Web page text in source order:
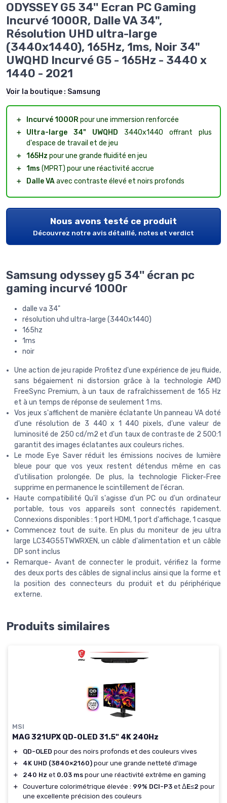
ODYSSEY G5 34'' Ecran PC Gaming
Incurvé 1000R, Dalle VA 34",
Résolution UHD ultra-large
(3440x1440), 165Hz, 1ms, Noir 34"
UWQHD Incurvé G5 - 165Hz - 3440 x
1440 - 2021
Voir la boutique : Samsung
＋ Incurvé 1000Rpour une immersion renforcée
＋
Ultra-large 34" UWQHD 3440x1440 offrant plus
d'espace de travail et de jeu
＋ 165Hz pour une grande fluidité en jeu
＋ 1ms (MPRT) pour une réactivité accrue
＋
Dalle VAavec contraste élevé et noirs profonds
Nous avons testé ce produit
Découvrez notre avis détaillé, notes et verdict
Samsung odyssey g5 34'' écran pc
gaming incurvé 1000r
dalle va 34"
résolution uhd ultra-large (3440x1440)
165hz
1ms
noir
Une action de jeu rapide Profitez d'une expérience de jeu fluide,
sans bégaiement ni distorsion grâce à la technologie AMD
FreeSync Premium, à un taux de rafraîchissement de 165 Hz
et à un temps de réponse de seulement 1 ms.
Vos jeux s'affichent de manière éclatante Un panneau VA doté
d'une résolution de 3 440 x 1 440 pixels, d'une valeur de
luminosité de 250 cd/m2 et d'un taux de contraste de 2 500:1
garantit des images éclatantes aux couleurs riches.
Le mode Eye Saver réduit les émissions nocives de lumière
bleue pour que vos yeux restent détendus même en cas
d'utilisation prolongée. De plus, la technologie Flicker-Free
supprime en permanence le scintillement de l'écran.
Haute compatibilité Qu'il s'agisse d'un PC ou d'un ordinateur
portable, tous vos appareils sont connectés rapidement.
Connexions disponibles : 1 port HDMI, 1 port d'affichage, 1 casque
Commencez tout de suite. En plus du moniteur de jeu ultra
large LC34G55TWWRXEN, un câble d'alimentation et un câble
DP sont inclus
Remarque- Avant de connecter le produit, vérifiez la forme
des deux ports des câbles de signal inclus ainsi que la forme et
la position des connecteurs du produit et du périphérique
externe.
Produits similaires
MSI
MAG 321UPX QD-OLED 31.5" 4K 240Hz
＋ QD-OLED pour des noirs profonds et des couleurs vives
＋
4K UHD (3840×2160) pour une grande netteté d'image
＋
240 Hz et 0.03 ms pour une réactivité extrême en gaming
＋
Couverture colorimétrique élevée : 99% DCI-P3 et ΔE≤2 pour
une excellente précision des couleurs